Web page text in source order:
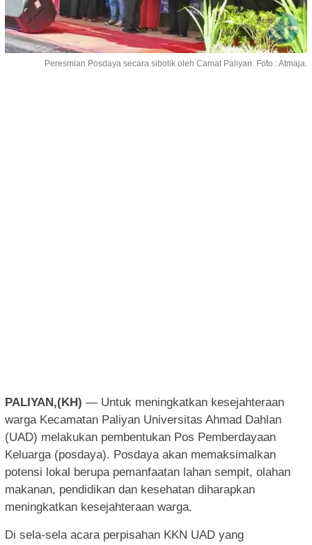
Peresmian Posdaya secara sibolik oleh Camat Paliyan. Foto : Atmaja.
PALIYAN,(KH) — Untuk meningkatkan kesejahteraan
warga Kecamatan Paliyan Universitas Ahmad Dahlan
(UAD) melakukan pembentukan Pos Pemberdayaan
Keluarga (posdaya). Posdaya akan memaksimalkan
potensi lokal berupa pemanfaatan lahan sempit, olahan
makanan, pendidikan dan kesehatan diharapkan
meningkatkan kesejahteraan warga.
Di sela-sela acara perpisahan KKN UAD yang